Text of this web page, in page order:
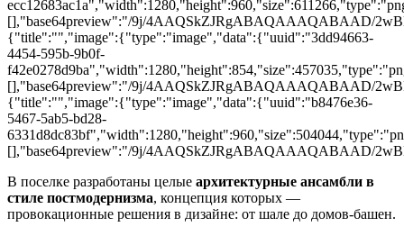
[],"base64preview":"/9j/4AAQSkZJRgABAQAAAQABAAD/
{"title":"","image":{"type":"image","data":{"uuid":"3dd94663-
4454-595b-9b0f-
[],"base64preview":"/9j/4AAQSkZJRgABAQAAAQABAAD/
{"title":"","image":{"type":"image","data":{"uuid":"b8476e36-
5467-5ab5-bd28-
[],"base64preview":"/9j/4AAQSkZJRgABAQAAAQABAAD/
В поселке разработаны целые архитектурные ансамбли в
стиле постмодернизма, концепция которых ―
провокационные решения в дизайне: от шале до домов-башен.